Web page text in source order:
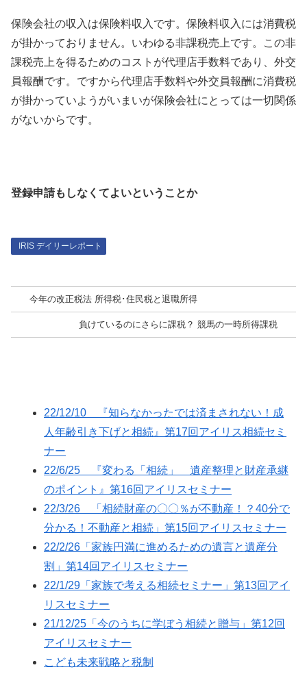
保険会社の収入は保険料収入です。保険料収入には消費税
が掛かっておりません。いわゆる非課税売上です。この非
課税売上を得るためのコストが代理店手数料であり、外交
員報酬です。ですから代理店手数料や外交員報酬に消費税
が掛かっていようがいまいが保険会社にとっては一切関係
がないからです。
登録申請もしなくてよいということか
IRIS デイリーレポート
今年の改正税法 所得税･住民税と退職所得
負けているのにさらに課税？ 競馬の一時所得課税
22/12/10 『知らなかったでは済まされない！成
人年齢引き下げと相続』第17回アイリス相続セミ
ナー
22/6/25 『変わる「相続」 遺産整理と財産承継
のポイント』第16回アイリスセミナー
22/3/26 「相続財産の〇〇％が不動産！？40分で
分かる！不動産と相続」第15回アイリスセミナー
22/2/26「家族円満に進めるための遺言と遺産分
割」第14回アイリスセミナー
22/1/29「家族で考える相続セミナー」第13回アイ
リスセミナー
21/12/25「今のうちに学ぼう相続と贈与」第12回
アイリスセミナー
こども未来戦略と税制